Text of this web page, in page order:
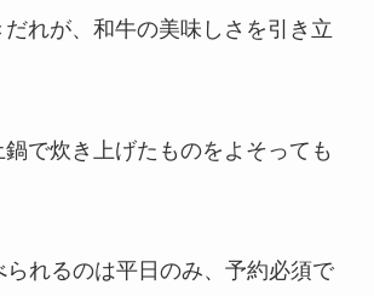
れが、和牛の美味しさを引き立
鍋で炊き上げたものをよそっても
れるのは平日のみ、予約必須で